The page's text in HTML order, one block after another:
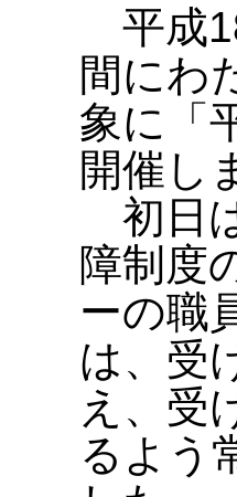
平成
間にわ
象に「
開催し
初日
障制度
ーの職
は、受
え、受
るよう